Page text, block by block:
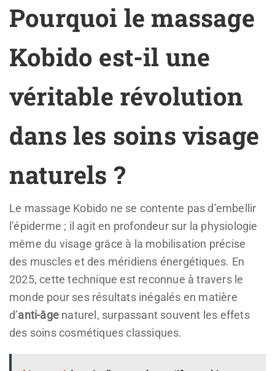
Pourquoi le massage
Kobido est-il une
véritable révolution
dans les soins visage
naturels ?
Le massage Kobido ne se contente pas d’embellir
l’épiderme ; il agit en profondeur sur la physiologie
même du visage grâce à la mobilisation précise
des muscles et des méridiens énergétiques. En
2025, cette technique est reconnue à travers le
monde pour ses résultats inégalés en matière
d’anti-âge naturel, surpassant souvent les effets
des soins cosmétiques classiques.